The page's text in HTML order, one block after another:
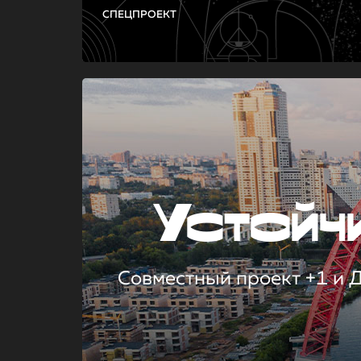
СПЕЦПРОЕКТ
Совместный проект +1 и